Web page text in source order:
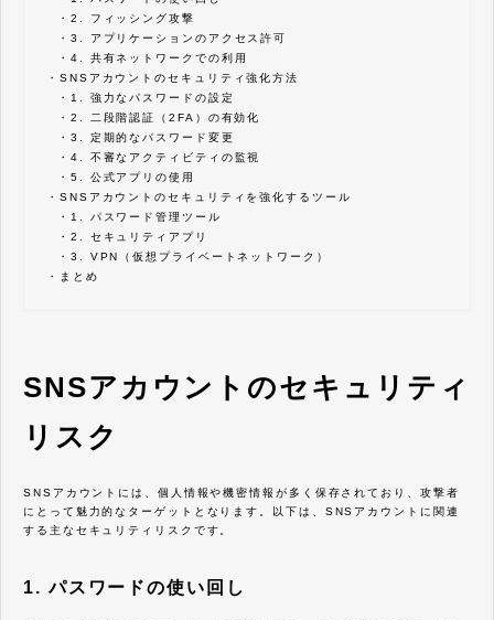
・ 2. フィッシング攻撃
・ 3. アプリケーションのアクセス許可
・ 4. 共有ネットワークでの利用
・ SNSアカウントのセキュリティ強化方法
・ 1. 強力なパスワードの設定
・ 2. 二段階認証（2FA）の有効化
・ 3. 定期的なパスワード変更
・ 4. 不審なアクティビティの監視
・ 5. 公式アプリの使用
・ SNSアカウントのセキュリティを強化するツール
・ 1. パスワード管理ツール
・ 2. セキュリティアプリ
・ 3. VPN（仮想プライベートネットワーク）
・
まとめ
SNSアカウントのセキュリティ
リスク
SNSアカウントには、個人情報や機密情報が多く保存されており、攻撃者
にとって魅力的なターゲットとなります。以下は、SNSアカウントに関連
する主なセキュリティリスクです。
1. パスワードの使い回し